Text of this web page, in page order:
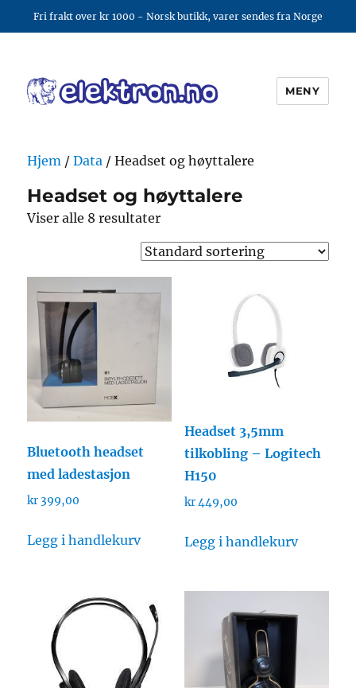
Fri frakt over kr 1000 - Norsk butikk, varer sendes fra Norge
MENY
Hjem /Data / Headset og høyttalere
Headset og høyttalere
Viser alle 8 resultater
Bluetooth headset
med ladestasjon
kr 399,00
Legg i handlekurv
Headset 3,5mm
tilkobling – Logitech
H150
kr449,00
Legg i handlekurv